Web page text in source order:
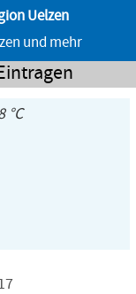
Uelzen
und mehr
°C